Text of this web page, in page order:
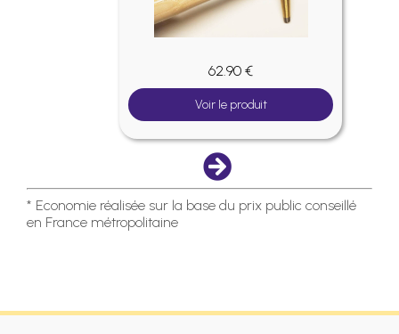
62.90 €
Voir le produit
* Economie réalisée sur la base du prix public conseillé
en France métropolitaine